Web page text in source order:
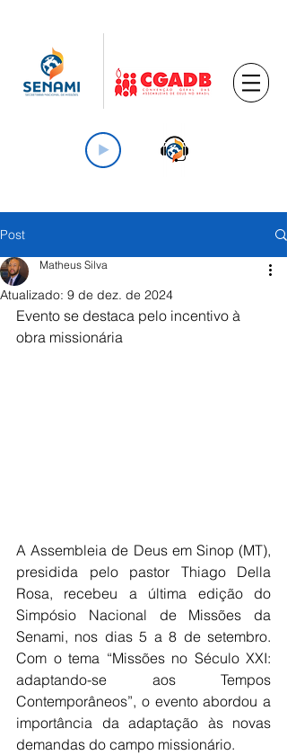
Post
Matheus Silva
Atualizado: 9 de dez. de 2024
Evento se destaca pelo incentivo à
obra missionária
A Assembleia de Deus em Sinop (MT),
presidida pelo pastor Thiago Della
Rosa, recebeu a última edição do
Simpósio Nacional de Missões da
Senami, nos dias 5 a 8 de setembro.
Com o tema “Missões no Século XXI:
adaptando-se aos Tempos
Contemporâneos”, o evento abordou a
importância da adaptação às novas
demandas do campo missionário.